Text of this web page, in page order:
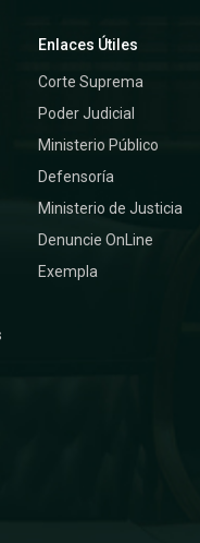
Enlaces Útiles
Corte Suprema
Poder Judicial
Ministerio Público
Defensoría
Ministerio de Justicia
Denuncie OnLine
Exempla